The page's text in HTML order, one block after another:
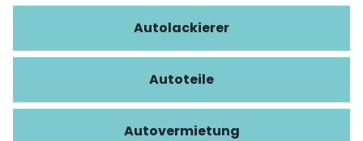
Autolackierer
Autoteile
Autovermietung